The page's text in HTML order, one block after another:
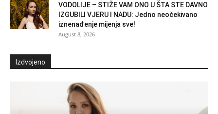
VODOLIJE – STIŽE VAM ONO U ŠTA STE DAVNO
IZGUBILI VJERU I NADU: Jedno neočekivano
iznenađenje mijenja sve!
August 8, 2026
Izdvojeno